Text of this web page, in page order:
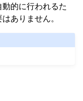
的に行われるた
ありません。